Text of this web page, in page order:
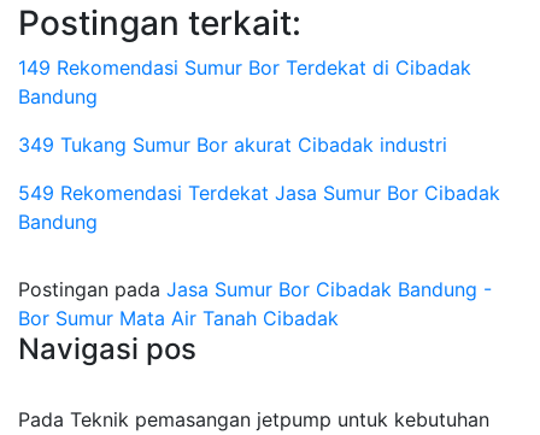
Postingan terkait:
149 Rekomendasi Sumur Bor Terdekat di Cibadak
Bandung
349 Tukang Sumur Bor akurat Cibadak industri
549 Rekomendasi Terdekat Jasa Sumur Bor Cibadak
Bandung
Postingan pada Jasa Sumur Bor Cibadak Bandung -
Bor Sumur Mata Air Tanah Cibadak
Navigasi pos
Pada Teknik pemasangan jetpump untuk kebutuhan